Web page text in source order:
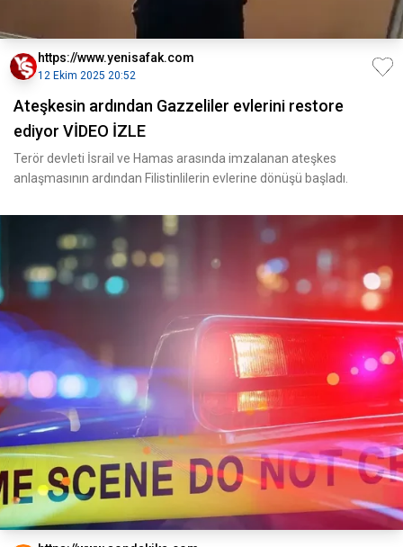
https://www.yenisafak.com
12 Ekim 2025 20:52
Ateşkesin ardından Gazzeliler evlerini restore
ediyor VİDEO İZLE
Terör devleti İsrail ve Hamas arasında imzalanan ateşkes
anlaşmasının ardından Filistinlilerin evlerine dönüşü başladı.